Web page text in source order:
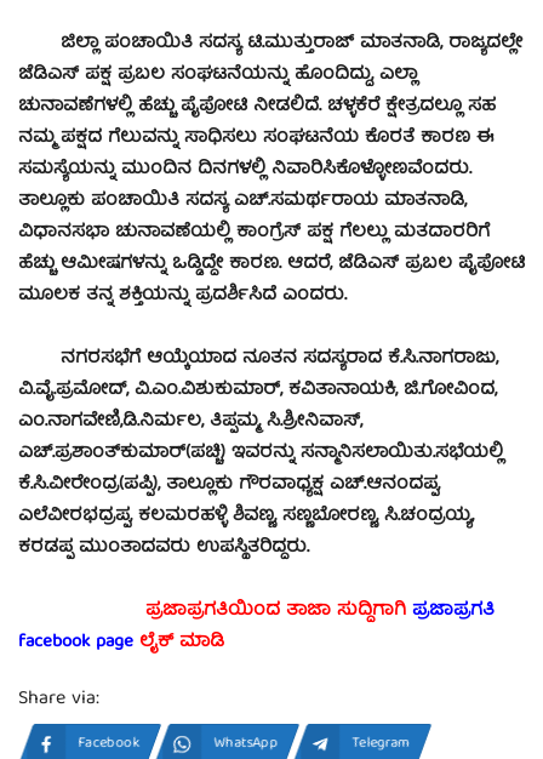
ಜಿಲ್ಲಾ ಪಂಚಾಯಿತಿ ಸದಸ್ಯ ಟಿ.ಮುತ್ತುರಾಜ್ ಮಾತನಾಡಿ, ರಾಜ್ಯದಲ್ಲೇ
ಜೆಡಿಎಸ್ ಪಕ್ಷ ಪ್ರಬಲ ಸಂಘಟನೆಯನ್ನು ಹೊಂದಿದ್ದು, ಎಲ್ಲಾ
ಚುನಾವಣೆಗಳಲ್ಲಿ ಹೆಚ್ಚು ಪೈಪೋಟಿ ನೀಡಲಿದೆ. ಚಳ್ಳಕೆರೆ ಕ್ಷೇತ್ರದಲ್ಲೂ ಸಹ
ನಮ್ಮ ಪಕ್ಷದ ಗೆಲುವನ್ನು ಸಾಧಿಸಲು ಸಂಘಟನೆಯ ಕೊರತೆ ಕಾರಣ ಈ
ಸಮಸ್ಯೆಯನ್ನು ಮುಂದಿನ ದಿನಗಳಲ್ಲಿ ನಿವಾರಿಸಿಕೊಳ್ಳೋಣವೆಂದರು.
ತಾಲ್ಲೂಕು ಪಂಚಾಯಿತಿ ಸದಸ್ಯ ಎಚ್.ಸಮರ್ಥರಾಯ ಮಾತನಾಡಿ,
ವಿಧಾನಸಭಾ ಚುನಾವಣೆಯಲ್ಲಿ ಕಾಂಗ್ರೆಸ್ ಪಕ್ಷ ಗೆಲಲ್ಲು ಮತದಾರರಿಗೆ
ಹೆಚ್ಚು ಆಮೀಷಗಳನ್ನು ಒಡ್ಡಿದ್ದೇ ಕಾರಣ. ಆದರೆ, ಜೆಡಿಎಸ್ ಪ್ರಬಲ ಪೈಪೋಟಿ
ಮೂಲಕ ತನ್ನ ಶಕ್ತಿಯನ್ನು ಪ್ರದರ್ಶಿಸಿದೆ ಎಂದರು.
ನಗರಸಭೆಗೆ ಆಯ್ಕೆಯಾದ ನೂತನ ಸದಸ್ಯರಾದ ಕೆ.ಸಿ.ನಾಗರಾಜು,
ವಿ.ವೈ.ಪ್ರಮೋದ್, ವಿ.ಎಂ.ವಿಶುಕುಮಾರ್, ಕವಿತಾನಾಯಕಿ, ಜಿ.ಗೋವಿಂದ,
ಎಂ.ನಾಗವೇಣಿ,ಡಿ.ನಿರ್ಮಲ, ತಿಪ್ಪಮ್ಮ, ಸಿ.ಶ್ರೀನಿವಾಸ್,
ಎಚ್.ಪ್ರಶಾಂತ್‍ಕುಮಾರ್(ಪಚ್ಚಿ) ಇವರನ್ನು ಸನ್ಮಾನಿಸಲಾಯಿತು.ಸಭೆಯಲ್ಲಿ
ಕೆ.ಸಿ.ವೀರೇಂದ್ರ(ಪಪ್ಪಿ), ತಾಲ್ಲೂಕು ಗೌರವಾಧ್ಯಕ್ಷ ಎಚ್.ಆನಂದಪ್ಪ,
ಎಲೆವೀರಭದ್ರಪ್ಪ, ಕಲಮರಹಳ್ಳಿ ಶಿವಣ್ಣ, ಸಣ್ಣಬೋರಣ್ಣ, ಸಿ.ಚಂದ್ರಯ್ಯ,
ಕರಡಪ್ಪ ಮುಂತಾದವರು ಉಪಸ್ಥಿತರಿದ್ದರು.
ಪ್ರಜಾಪ್ರಗತಿಯಿಂದ ತಾಜಾ ಸುದ್ದಿಗಾಗಿಪ್ರಜಾಪ್ರಗತಿ
facebook page ಲೈಕ್ ಮಾಡಿ
Share via:
Facebook WhatsApp
Telegram